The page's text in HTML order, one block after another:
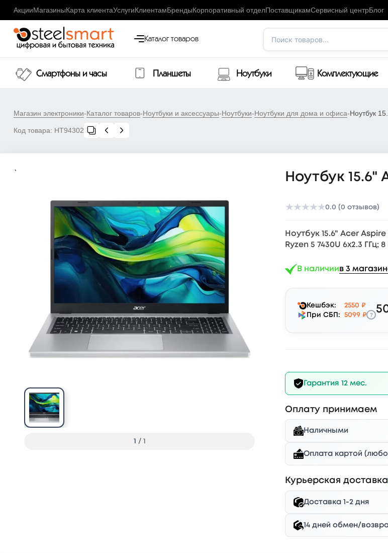
АкцииМагазиныКарта клиентаУслугиКлиентамБрендыКорпоративный отделПоставщикамСервисный центрБлог
Каталог товаров Поиск товаров...
Смартфоны и часы Планшеты Ноутбуки Комплектующие
Магазин электроники-Каталог товаров-Ноутбуки и аксессуары-Ноутбуки-Ноутбуки для дома и офиса-Ноутбук
Код товара: НТ94302
1 / 1
Ноутбук 15.6"
★★★★★0.0 (0 отзывов)
Ноутбук 15.6" Acer Aspire
Ryzen 5 7430U 6x2.3 ГГц;
В наличиив 3
Кешбэк:
2550 ₽
При СБП:
5099 ₽ ?
Гарантия 12 мес.
Оплату принимаем
Наличными
Оплата картой
Курьерская
Доставка 1-2 дня
14 дней обмен/